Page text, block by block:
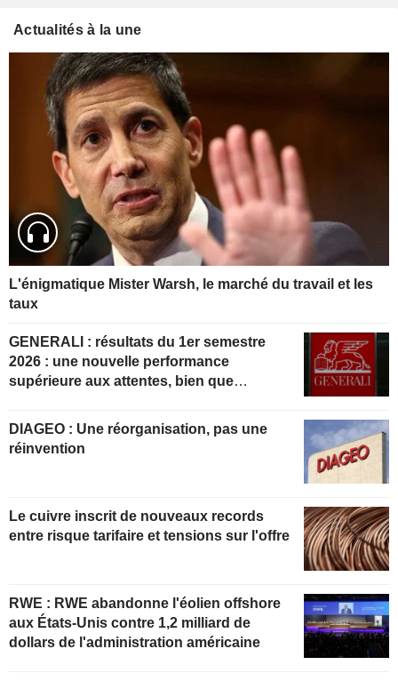
Actualités à la une
L'énigmatique Mister Warsh, le marché du travail et les
taux
GENERALI : résultats du 1er semestre
2026 : une nouvelle performance
supérieure aux attentes, bien que
DIAGEO : Une réorganisation, pas une
réinvention
Le cuivre inscrit de nouveaux records
entre risque tarifaire et tensions sur l'offre
RWE : RWE abandonne l'éolien offshore
aux États-Unis contre 1,2 milliard de
dollars de l'administration américaine